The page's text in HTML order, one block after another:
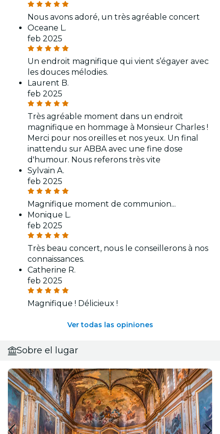
Nous avons adoré, un très agréable concert
Oceane L.
feb 2025
Un endroit magnifique qui vient s’égayer avec
les douces mélodies.
Laurent B.
feb 2025
Très agréable moment dans un endroit
magnifique en hommage à Monsieur Charles !
Merci pour nos oreilles et nos yeux. Un final
inattendu sur ABBA avec une fine dose
d'humour. Nous referons très vite
Sylvain A.
feb 2025
Magnifique moment de communion...
Monique L.
feb 2025
Très beau concert, nous le conseillerons à nos
connaissances.
Catherine R.
feb 2025
Magnifique ! Délicieux !
Ver todas las opiniones
Sobre el lugar